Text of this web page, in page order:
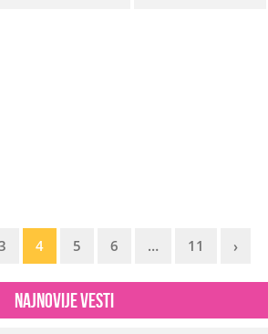
4 5 6 … 11 ›
Najnovije vesti